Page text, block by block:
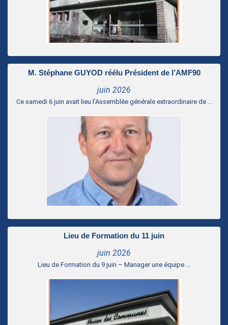
M. Stéphane GUYOD réélu Président de l’AMF90
juin 2026
Ce samedi 6 juin avait lieu l’Assemblée générale extraordinaire de …
Lieu de Formation du 11 juin
juin 2026
Lieu de Formation du 9 juin – Manager une équipe …